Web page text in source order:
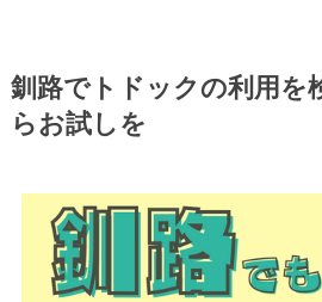
釧路でトドックの利用を
らお試しを